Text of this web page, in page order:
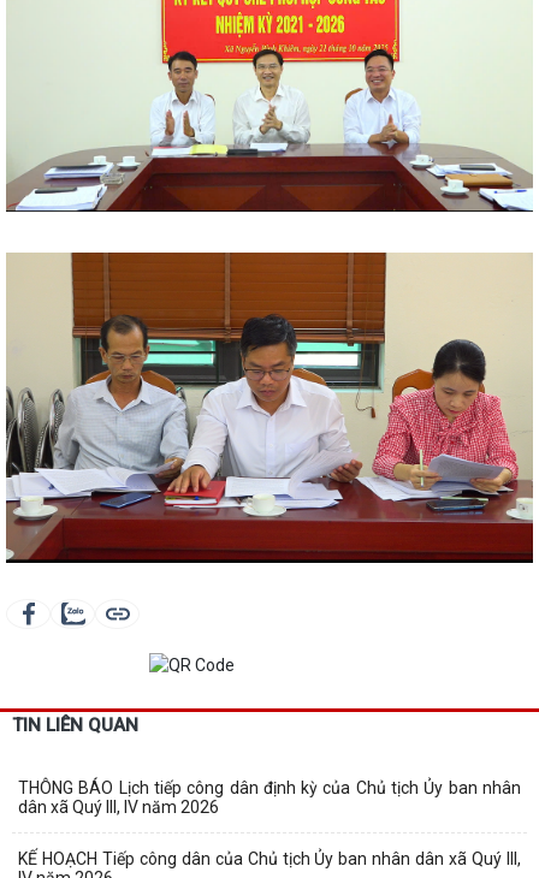
TIN LIÊN QUAN
THÔNG BÁO Lịch tiếp công dân định kỳ của Chủ tịch Ủy ban nhân
dân xã Quý III, IV năm 2026
KẾ HOẠCH Tiếp công dân của Chủ tịch Ủy ban nhân dân xã Quý III,